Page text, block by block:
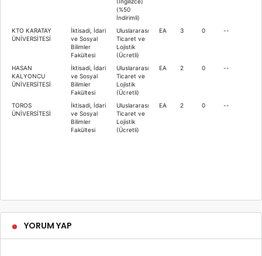
(%50
İndirimli)
KTO KARATAY
ÜNİVERSİTESİ
İktisadi, İdari
ve Sosyal
Bilimler
Fakültesi
Uluslararası
Ticaret ve
Lojistik
(Ücretli)
EA 3 0 --
HASAN
KALYONCU
ÜNİVERSİTESİ
İktisadi, İdari
ve Sosyal
Bilimler
Fakültesi
Uluslararası
Ticaret ve
Lojistik
(Ücretli)
EA 2 0 --
TOROS
ÜNİVERSİTESİ
İktisadi, İdari
ve Sosyal
Bilimler
Fakültesi
Uluslararası
Ticaret ve
Lojistik
(Ücretli)
EA 2 0 --
YORUM YAP